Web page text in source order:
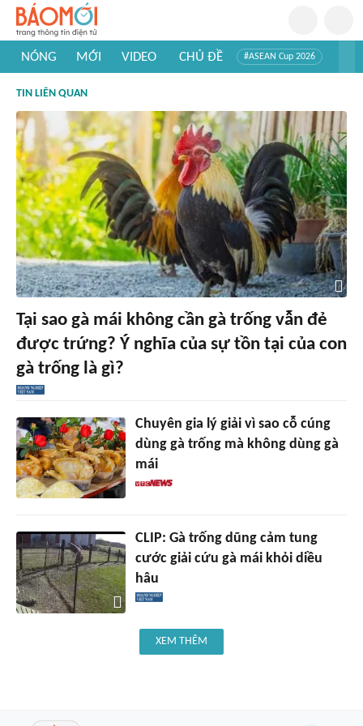
NÓNG MỚI VIDEO CHỦ ĐỀ #ASEAN Cup 2026
#Khám phá thế giới
TIN LIÊN QUAN
Tại sao gà mái không cần gà trống vẫn đẻ
được trứng? Ý nghĩa của sự tồn tại của con
gà trống là gì?
Chuyên gia lý giải vì sao cỗ cúng
dùng gà trống mà không dùng gà
mái
CLIP: Gà trống dũng cảm tung
cước giải cứu gà mái khỏi diều
hâu
XEM THÊM